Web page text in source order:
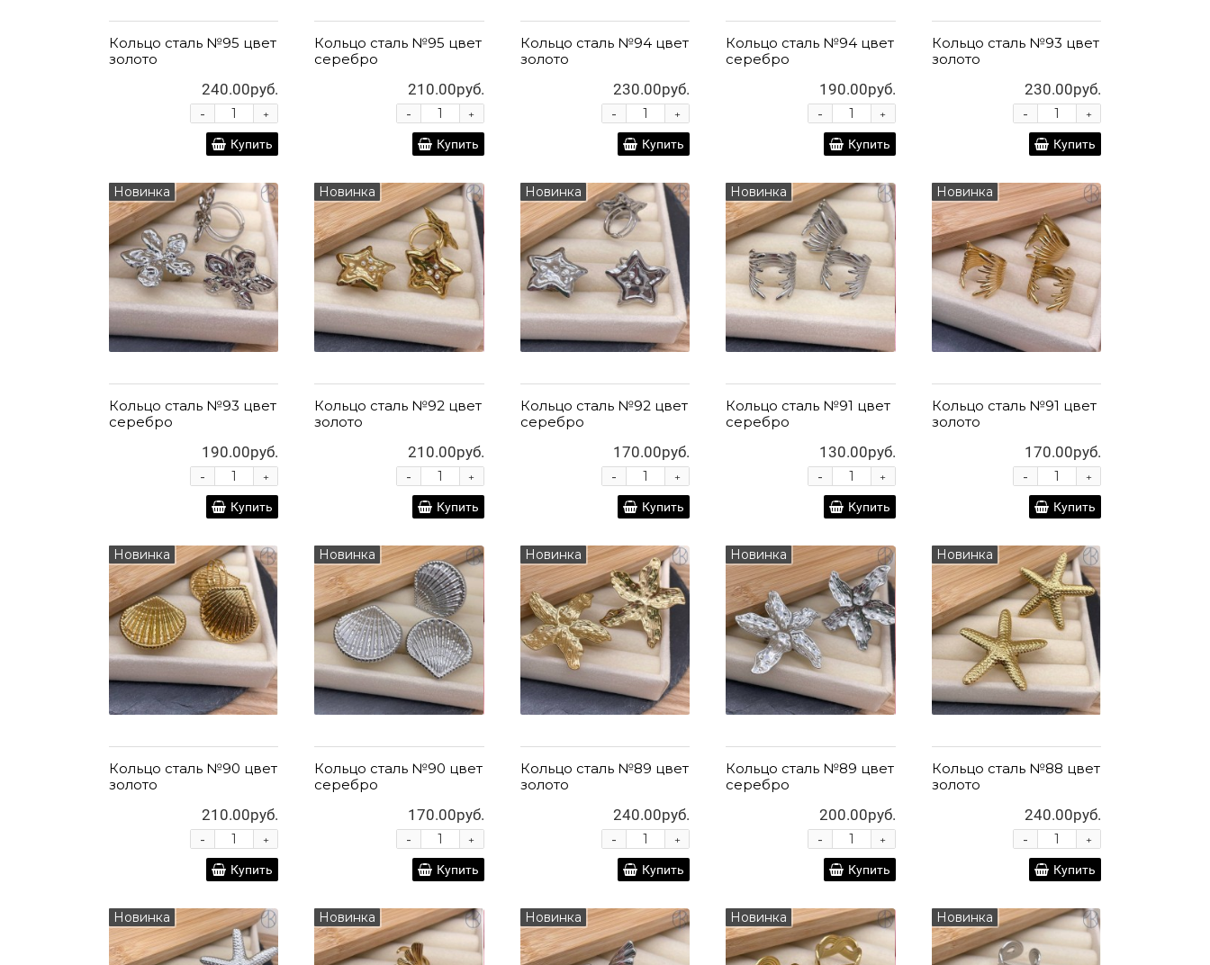
Кольцо сталь №95 цвет
золото
240.00руб.
+
-
Купить
Кольцо сталь №95 цвет
серебро
210.00руб.
+
-
Купить
Кольцо сталь №94 цвет
золото
230.00руб.
+
-
Купить
Кольцо сталь №94 цвет
серебро
190.00руб.
+
-
Купить
Кольцо сталь №93 цвет
золото
230.00руб.
+
-
Купить
Новинка
Кольцо сталь №93 цвет
серебро
190.00руб.
+
-
Купить
Новинка
Кольцо сталь №92 цвет
золото
210.00руб.
+
-
Купить
Новинка
Кольцо сталь №92 цвет
серебро
170.00руб.
+
-
Купить
Новинка
Кольцо сталь №91 цвет
серебро
130.00руб.
+
-
Купить
Новинка
Кольцо сталь №91 цвет
золото
170.00руб.
+
-
Купить
Новинка
Кольцо сталь №90 цвет
золото
210.00руб.
+
-
Купить
Новинка
Кольцо сталь №90 цвет
серебро
170.00руб.
+
-
Купить
Новинка
Кольцо сталь №89 цвет
золото
240.00руб.
+
-
Купить
Новинка
Кольцо сталь №89 цвет
серебро
200.00руб.
+
-
Купить
Новинка
Кольцо сталь №88 цвет
золото
240.00руб.
+
-
Купить
Новинка Новинка Новинка Новинка Новинка